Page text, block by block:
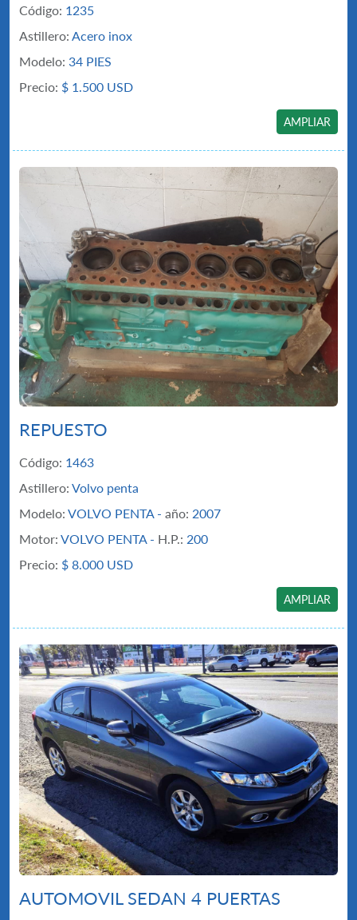
Código: 1235
Astillero: Acero inox
Modelo: 34 PIES
Precio: $ 1.500 USD
AMPLIAR
REPUESTO
Código: 1463
Astillero: Volvo penta
Modelo: VOLVO PENTA - año: 2007
Motor: VOLVO PENTA - H.P.: 200
Precio: $ 8.000 USD
AMPLIAR
AUTOMOVIL SEDAN 4 PUERTAS